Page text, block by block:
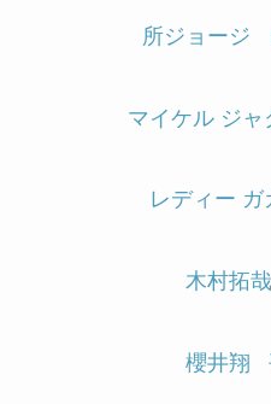
所ジョージ
マイケル ジャ
レディー ガ
木村拓哉
櫻井翔